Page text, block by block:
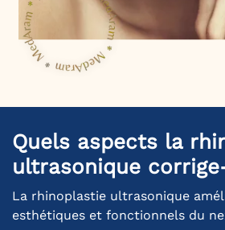
Quels aspects la
ultrasonique
La rhinoplastie ultrasonique
esthétiques et fonctionnels du